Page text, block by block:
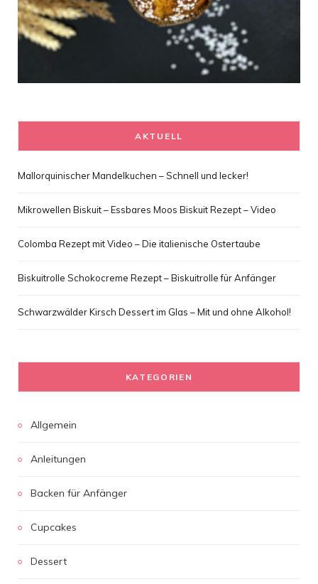
AKTUELL
Mallorquinischer Mandelkuchen – Schnell und lecker!
Mikrowellen Biskuit – Essbares Moos Biskuit Rezept – Video
Colomba Rezept mit Video – Die italienische Ostertaube
Biskuitrolle Schokocreme Rezept – Biskuitrolle für Anfänger
Schwarzwälder Kirsch Dessert im Glas – Mit und ohne Alkohol!
KATEGORIEN
Allgemein
Anleitungen
Backen für Anfänger
Cupcakes
Dessert